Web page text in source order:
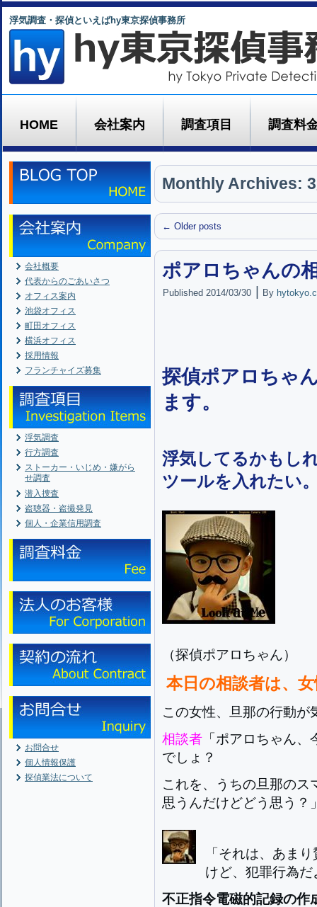
浮気調査・探偵といえばhy東京探偵事務所
HOME 会社案内 調査項目 調査料
会社概要
代表からのごあいさつ
オフィス案内
池袋オフィス
町田オフィス
横浜オフィス
採用情報
フランチャイズ募集
浮気調査
行方調査
ストーカー・いじめ・嫌がら
せ調査
潜入捜査
盗聴器・盗撮発見
個人・企業信用調査
お問合せ
個人情報保護
探偵業法について
Monthly Archives:
← Older posts
ポアロちゃんの
Published 2014/03/30 By
探偵ポアロちゃ
ます。
浮気してるかもし
ツールを入れたい
（探偵ポアロちゃん）
本日の相談者は、
この女性、旦那の行動が
相談者 「ポアロちゃん
でしょ？
これを、うちの旦那のス
思うんだけどどう思う？
「それは、あま
けど、犯罪行為だ
不正指令電磁的記録の作